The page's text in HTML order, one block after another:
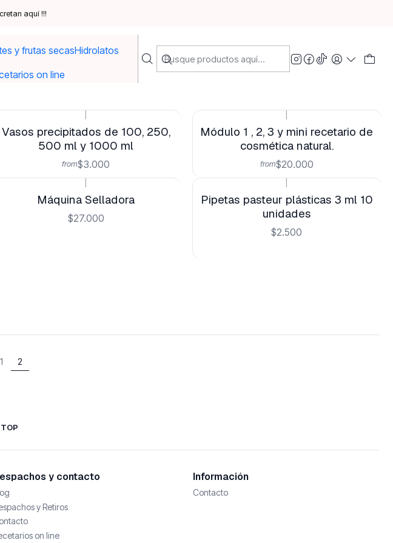
y frutas secasHidrolatos
on line
aquí !!!
Utensilios
Filtros
Vasos precipitados de 100, 250,
500 ml y 1000 ml
from$3.000
Módulo 1 , 2, 3 y mini recetario de
cosmética natural.
from$20.000
Máquina Selladora
$27.000
Pipetas pasteur plásticas 3 ml 10
unidades
$2.500
1 2
y contacto
y Retiros
on line
Información
Contacto